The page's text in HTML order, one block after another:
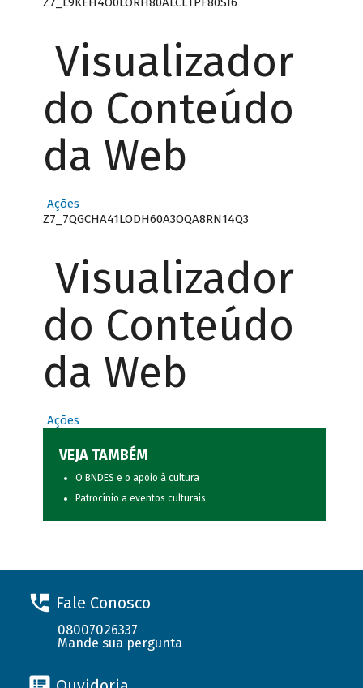
Visualizador
do Conteúdo
da Web
Ações
Z7_7QGCHA41LODH60A3OQA8RN14Q3
Visualizador
do Conteúdo
da Web
Ações
VEJA TAMBÉM
O BNDES e o apoio à cultura
Patrocínio a eventos culturais
Fale Conosco
08007026337
Mande sua pergunta